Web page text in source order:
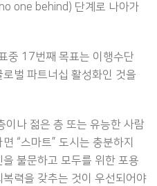
one behind) 단계로 나아가
중 17번째 목표는 이행수단
벌 파트너십 활성화인 것을
이나 젊은 층 또는 유능한 사람
“스마트” 도시는 충분하지
불문하고 모두를 위한 포용
력을 갖추는 것이 우선되어야